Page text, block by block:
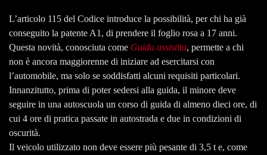
L’articolo 115 del Codice introduce la possibilità, per chi ha già
conseguito la patente A1, di prendere il foglio rosa a 17 anni.
Questa novità, conosciuta come Guida assistita, permette a chi
non è ancora maggiorenne di iniziare ad esercitarsi con
l’automobile, ma solo se soddisfatti alcuni requisiti particolari.
Innanzitutto, prima di poter sedersi alla guida, il minore deve
seguire in una autoscuola un corso di guida di almeno dieci ore, di
cui 4 ore di pratica passate in autostrada e due in condizioni di
oscurità.
Il veicolo utilizzato non deve essere più pesante di 3,5 t e, come